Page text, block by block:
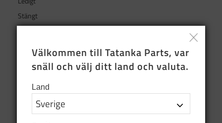
Stängt
Overland
Info Brev
Välkommen till Tatanka Parts, var
snäll och välj ditt land och valuta.
Land